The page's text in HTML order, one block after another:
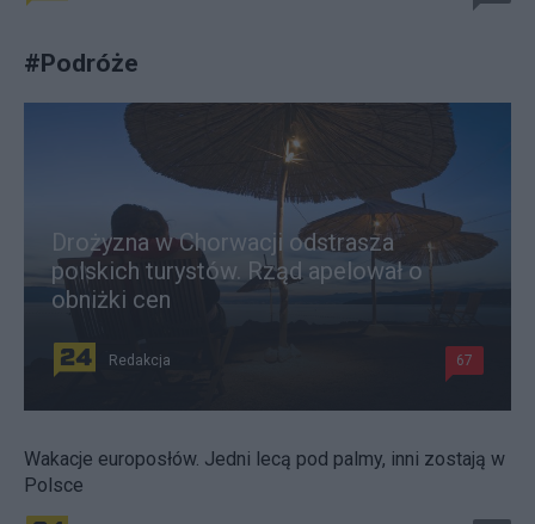
#Podróże
Drożyzna w Chorwacji odstrasza
polskich turystów. Rząd apelował o
obniżki cen
Redakcja 67
Wakacje europosłów. Jedni lecą pod palmy, inni zostają w
Polsce